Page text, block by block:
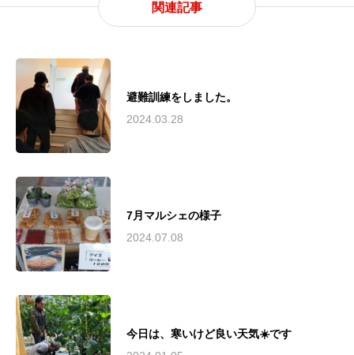
関連記事
避難訓練をしました。
2024.03.28
7月マルシェの様子
2024.07.08
今日は、寒いけど良い天気☀️です